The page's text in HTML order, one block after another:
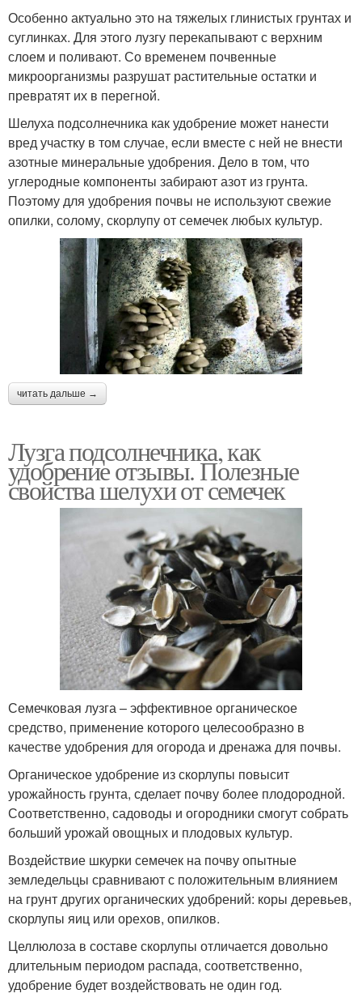
Особенно актуально это на тяжелых глинистых грунтах и
суглинках. Для этого лузгу перекапывают с верхним
слоем и поливают. Со временем почвенные
микроорганизмы разрушат растительные остатки и
превратят их в перегной.
Шелуха подсолнечника как удобрение может нанести
вред участку в том случае, если вместе с ней не внести
азотные минеральные удобрения. Дело в том, что
углеродные компоненты забирают азот из грунта.
Поэтому для удобрения почвы не используют свежие
опилки, солому, скорлупу от семечек любых культур.
читать дальше →
Лузга подсолнечника, как
удобрение отзывы. Полезные
свойства шелухи от семечек
Семечковая лузга – эффективное органическое
средство, применение которого целесообразно в
качестве удобрения для огорода и дренажа для почвы.
Органическое удобрение из скорлупы повысит
урожайность грунта, сделает почву более плодородной.
Соответственно, садоводы и огородники смогут собрать
больший урожай овощных и плодовых культур.
Воздействие шкурки семечек на почву опытные
земледельцы сравнивают с положительным влиянием
на грунт других органических удобрений: коры деревьев,
скорлупы яиц или орехов, опилков.
Целлюлоза в составе скорлупы отличается довольно
длительным периодом распада, соответственно,
удобрение будет воздействовать не один год.